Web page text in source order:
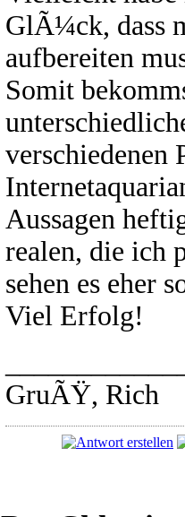
GlÃ¼ck, dass
aufbereiten
Somit
verschiedenen
Aussagen
realen, die ich
sehen es eher
Viel Erfolg!
GruÃŸ, Rich